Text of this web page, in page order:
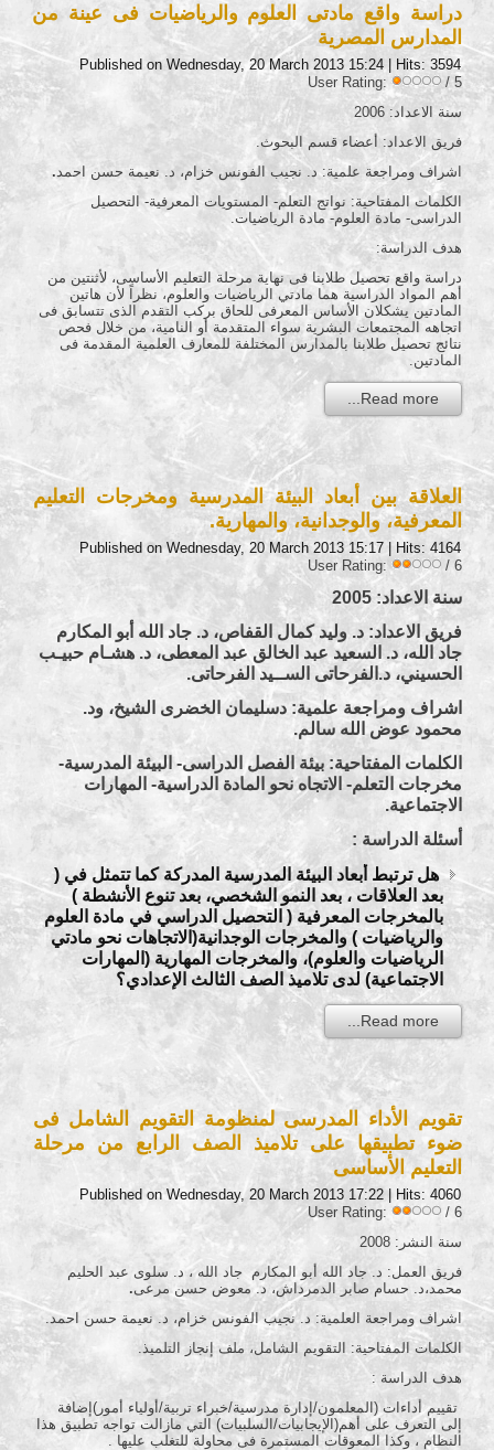
دراسة واقع مادتى العلوم والرياضيات فى عينة من
المدارس المصرية
Published on Wednesday, 20 March 2013 15:24| Hits: 3594
User Rating:
/ 5
سنة الاعداد: 2006
فريق الاعداد: أعضاء قسم البحوث.
اشراف ومراجعة علمية: د. نجيب الفونس خزام، د. نعيمة حسن احمد .
الكلمات المفتاحية: نواتج التعلم- المستويات المعرفية- التحصيل
الدراسى- مادة العلوم- مادة الرياضيات.
هدف الدراسة:
دراسة واقع تحصيل طلابنا فى نهاية مرحلة التعليم الأساسى، لأثنتين من
أهم المواد الدراسية هما مادتي الرياضيات والعلوم، نظراً لأن هاتين
المادتين يشكلان الأساس المعرفى للحاق بركب التقدم الذى تتسابق فى
اتجاهه المجتمعات البشرية سواء المتقدمة أو النامية، من خلال فحص
نتائج تحصيل طلابنا بالمدارس المختلفة للمعارف العلمية المقدمة فى
المادتين.
Read more...
العلاقة بين أبعاد البيئة المدرسية ومخرجات التعليم
المعرفية، والوجدانية، والمهارية.
Published on Wednesday, 20 March 2013 15:17| Hits: 4164
User Rating:
/ 6
سنة الاعداد:2005
فريق الاعداد: د. وليد كمال القفاص، د. جاد الله أبو المكارم
جاد الله، د. السعيد عبد الخالق عبد المعطى، د. هشـام حبيـب
الحسيني، د.الفرحاتى الســيد الفرحاتى.
اشراف ومراجعة علمية: دسليمان الخضرى الشيخ، ود.
محمود عوض الله سالم.
الكلمات المفتاحية: بيئة الفصل الدراسى- البيئة المدرسية-
مخرجات التعلم- الاتجاه نحو المادة الدراسية- المهارات
الاجتماعية.
أسئلة الدراسة :
هل ترتبط أبعاد البيئة المدرسية المدركة كما تتمثل في (
بعد العلاقات ، بعد النمو الشخصي، بعد تنوع الأنشطة )
بالمخرجات المعرفية ( التحصيل الدراسي في مادة العلوم
والرياضيات ) والمخرجات الوجدانية(الاتجاهات نحو مادتي
الرياضيات والعلوم)، والمخرجات المهارية (المهارات
الاجتماعية) لدى تلاميذ الصف الثالث الإعدادي؟
Read more...
تقويم الأداء المدرسى لمنظومة التقويم الشامل فى
ضوء تطبيقها على تلاميذ الصف الرابع من مرحلة
التعليم الأساسى
Published on Wednesday, 20 March 2013 17:22| Hits: 4060
User Rating:
/ 6
سنة النشر: 2008
فريق العمل: د. جاد الله أبو المكارم جاد الله ، د. سلوى عبد الحليم
محمد،د. حسام صابر الدمرداش، د. معوض حسن مرعى.
اشراف ومراجعة العلمية: د. نجيب الفونس خزام، د. نعيمة حسن احمد.
الكلمات المفتاحية: التقويم الشامل، ملف إنجاز التلميذ.
هدف الدراسة :
تقييم أداءات (المعلمون/إدارة مدرسية/خبراء تربية/أولياء أمور)إضافة
إلى التعرف على أهم(الإيجابيات/السلبيات) التي مازالت تواجه تطبيق هذا
النظام ، وكذا المعوقات المستمرة فى محاولة للتغلب عليها .